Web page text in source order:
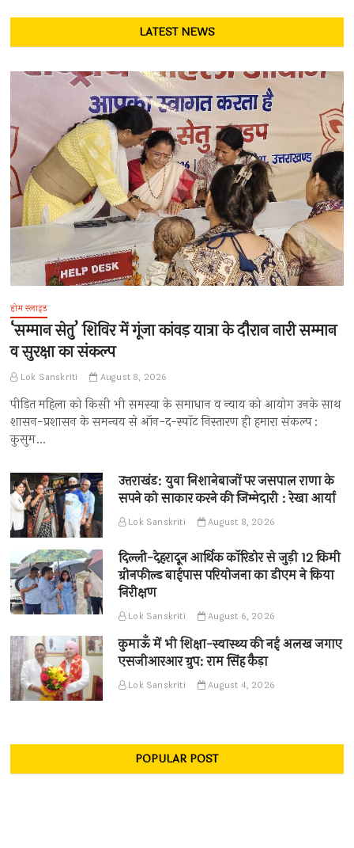
LATEST NEWS
होम स्लाइड
‘सम्मान सेतु’ शिविर में गूंजा कांवड़ यात्रा के दौरान नारी सम्मान
व सुरक्षा का संकल्प
Lok Sanskriti August 8, 2026
पीड़ित महिला को किसी भी समस्या के समाधान व न्याय को आयोग उनके साथ
शासन-प्रशासन के समन्वय से ऑन-द-स्पॉट निस्तारण ही हमारा संकल्प :
कुसुम…
उत्तराखंड: युवा निशानेबाजों पर जसपाल राणा के
सपने को साकार करने की जिम्मेदारी : रेखा आर्या
Lok Sanskriti August 8, 2026
दिल्ली-देहरादून आर्थिक कॉरिडोर से जुड़ी 12 किमी
ग्रीनफील्ड बाईपास परियोजना का डीएम ने किया
निरीक्षण
Lok Sanskriti August 6, 2026
कुमाऊँ में भी शिक्षा-स्वास्थ्य की नई अलख जगाए
एसजीआरआर ग्रुप: राम सिंह कैड़ा
Lok Sanskriti August 4, 2026
POPULAR POST